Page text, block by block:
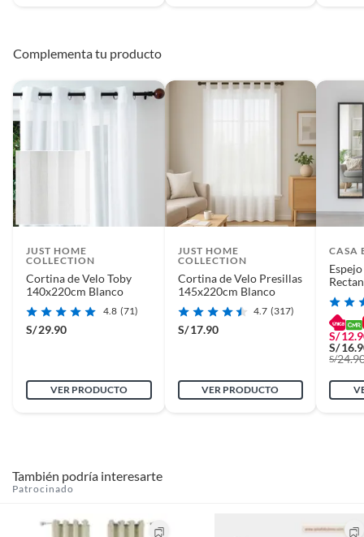
Complementa tu producto
JUST HOME
COLLECTION
Cortina de Velo Toby
140x220cm Blanco
4.8 (71)
S/29.90
VER PRODUCTO
JUST HOME
COLLECTION
Cortina de Velo Presillas
145x220cm Blanco
4.7 (317)
S/ 17.90
VER PRODUCTO
CASA
S/
S/
S/
También podría interesarte
Patrocinado